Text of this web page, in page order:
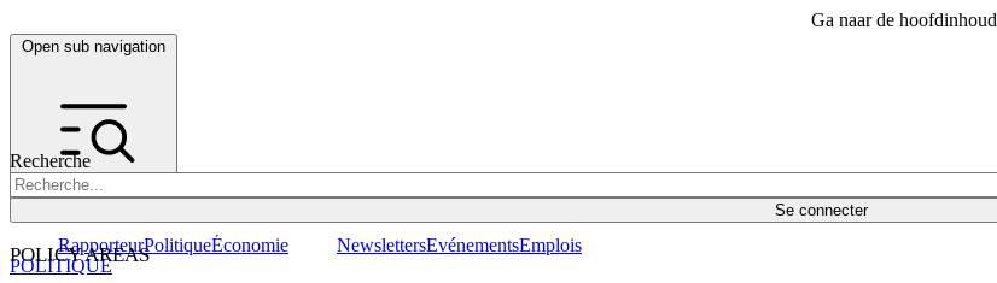
Ga naar de hoofdinhoud
Open sub navigation
Recherche
Se connecter
POLICY AREAS
RapporteurPolitiqueÉconomie NewslettersEvénementsEmplois
POLITIQUE